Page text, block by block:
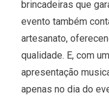
brincadeiras que
evento também
artesanato,
qualidade. E, com
apresentação
apenas no dia do